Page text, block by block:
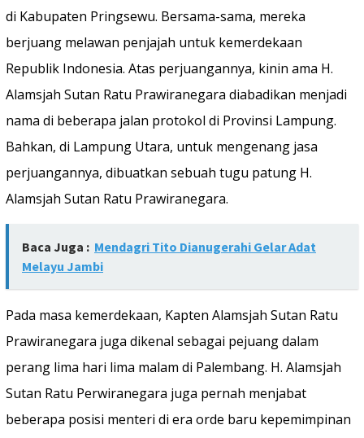
di Kabupaten Pringsewu. Bersama-sama, mereka
berjuang melawan penjajah untuk kemerdekaan
Republik Indonesia. Atas perjuangannya, kinin ama H.
Alamsjah Sutan Ratu Prawiranegara diabadikan menjadi
nama di beberapa jalan protokol di Provinsi Lampung.
Bahkan, di Lampung Utara, untuk mengenang jasa
perjuangannya, dibuatkan sebuah tugu patung H.
Alamsjah Sutan Ratu Prawiranegara.
Baca Juga : Mendagri Tito Dianugerahi Gelar Adat
Melayu Jambi
Pada masa kemerdekaan, Kapten Alamsjah Sutan Ratu
Prawiranegara juga dikenal sebagai pejuang dalam
perang lima hari lima malam di Palembang. H. Alamsjah
Sutan Ratu Perwiranegara juga pernah menjabat
beberapa posisi menteri di era orde baru kepemimpinan